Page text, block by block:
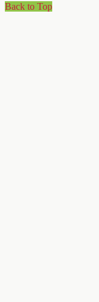
Back to Top